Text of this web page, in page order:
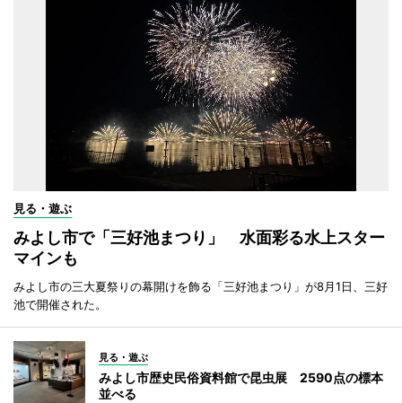
見る・遊ぶ
みよし市で「三好池まつり」 水面彩る水上スター
マインも
みよし市の三大夏祭りの幕開けを飾る「三好池まつり」が8月1日、三好
池で開催された。
見る・遊ぶ
みよし市歴史民俗資料館で昆虫展 2590点の標本
並べる